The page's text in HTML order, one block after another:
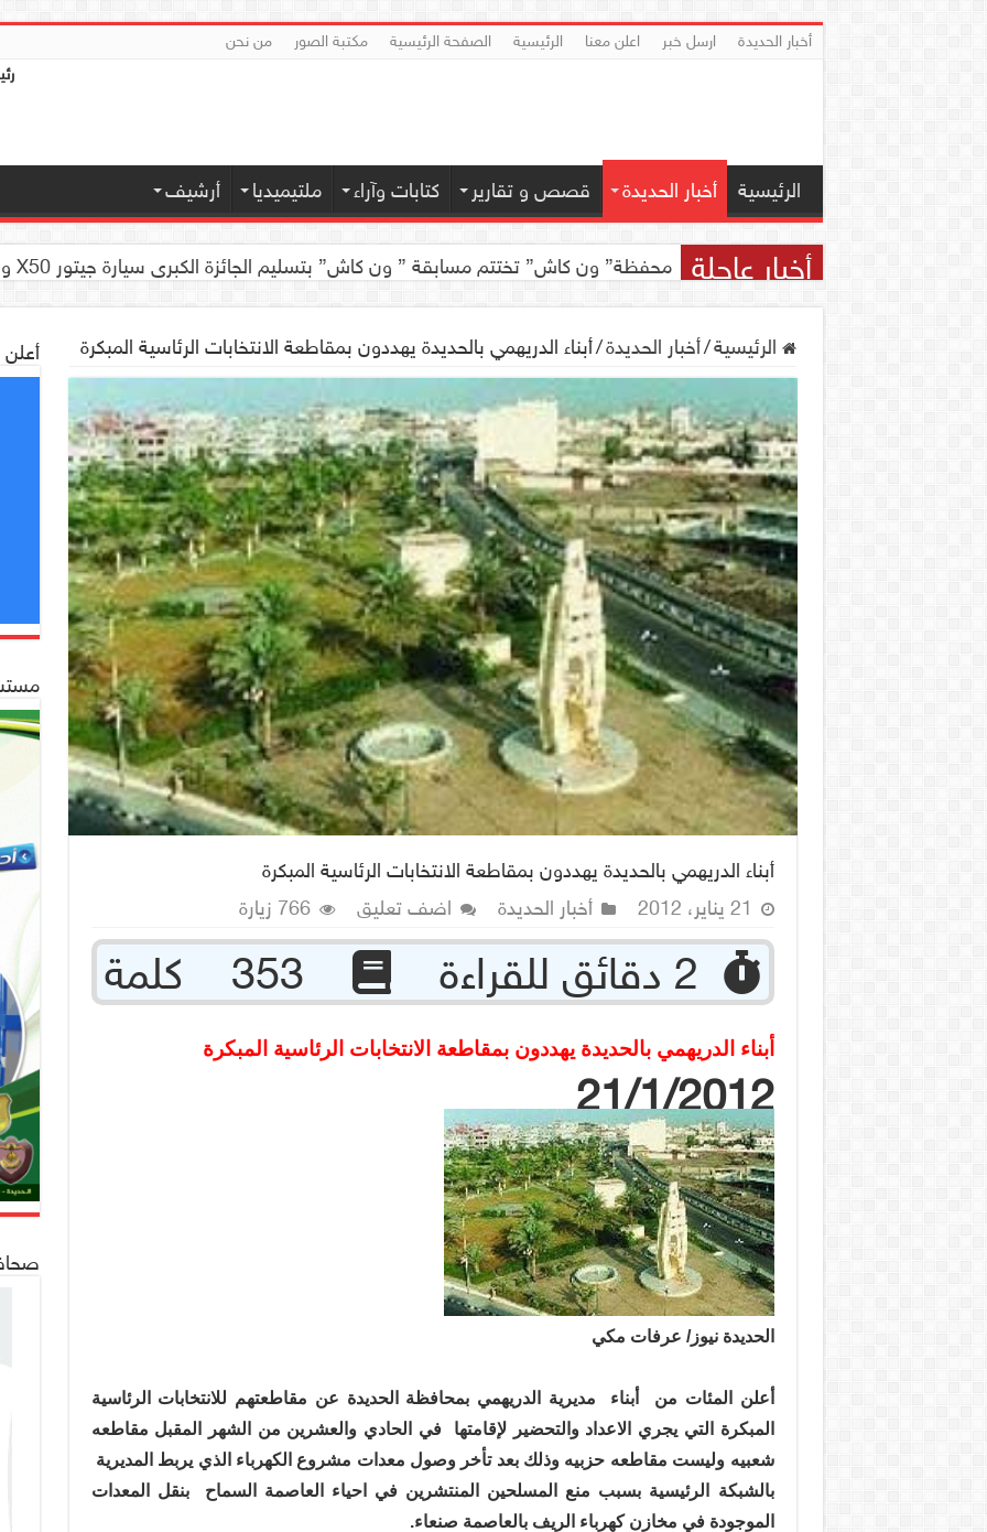
أخبار الحديدة ارسل خبر اعلن معنا الرئيسية الصفحة الرئيسية مكتبة الصور
من نحن
الرئيسية أخبار الحديدة قصص و تقارير كتابات وآراء ملتيميديا أرشيف
أخبار عاجلة محفظة” ون كاش” تختتم مسابقة ” ون كاش” بتسليم الجائزة الكبرى سيارة جيتور X50 والجوائز المالية لموديل 2026 بصنعاء
الرئيسية/أخبار الحديدة/أبناء الدريهمي بالحديدة يهددون بمقاطعة الانتخابات الرئاسية المبكرة
أبناء الدريهمي بالحديدة يهددون بمقاطعة الانتخابات الرئاسية المبكرة
21 يناير، 2012
أخبار الحديدة اضف تعليق 766 زيارة
أبناء الدريهمي بالحديدة يهددون بمقاطعة الانتخابات الرئاسية المبكرة
21/1/2012
الحديدة نيوز/ عرفات مكي
أعلن المئات من أبناء
مديرية الدريهمي بمحافظة الحديدة عن مقاطعتهم للانتخابات الرئاسية
المبكرة التي يجري الاعداد والتحضير لإقامتها
في الحادي والعشرين من الشهر المقبل مقاطعه
شعبيه وليست مقاطعه حزبيه وذلك بعد تأخر وصول معدات مشروع الكهرباء الذي يربط المديرية
بالشبكة الرئيسية بسبب منع المسلحين المنتشرين في احياء العاصمة السماح
بنقل المعدات
الموجودة في مخازن كهرباء الريف بالعاصمة صنعاء.
أعلن
صحافة